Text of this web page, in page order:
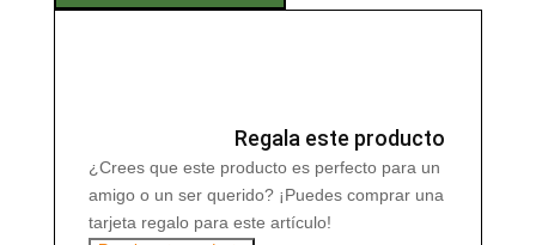
Regala este producto
¿Crees que este producto es perfecto para un
amigo o un ser querido? ¡Puedes comprar una
tarjeta regalo para este artículo!